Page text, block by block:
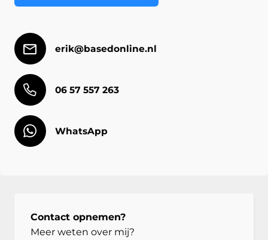
erik@basedonline.nl
06 57 557 263
WhatsApp
Contact opnemen?
Meer weten over mij?